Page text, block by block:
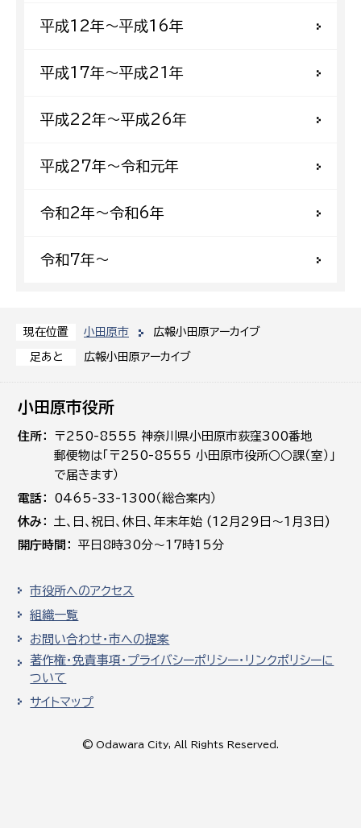
現在位置 小田原市 広報小田原アーカイブ
足あと 広報小田原アーカイブ
平成12年〜平成16年
平成17年〜平成21年
平成22年〜平成26年
平成27年〜令和元年
令和2年〜令和6年
令和7年〜
小田原市役所
住所
〒250-8555 神奈川県小田原市荻窪300番地
郵便物は「〒250-8555 小田原市役所○○課（室）」
で届きます）
電話
0465-33-1300（総合案内）
休み
土､日､祝日、休日、年末年始 (12月29日～1月3日)
開庁時間
平日8時30分～17時15分
市役所へのアクセス
組織一覧
お問い合わせ・市への提案
著作権・免責事項・プライバシーポリシー・リンクポリシーに
ついて
サイトマップ
© Odawara City, All Rights Reserved.